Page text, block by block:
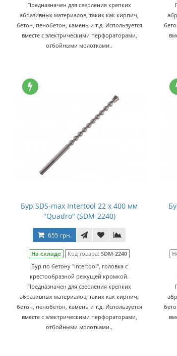
Предназначен для сверления крепких
абразивных материалов, таких как кирпич,
бетон, пенобетон, камень и т.д. Используется
вместе с электрическими перфораторами,
отбойными молотками..
Бур SDS-max Intertool 22 х 400 мм
"Quadro" (SDM-2240)
655 грн.
На складе Код товара:SDM-2240
Бур по бетону "Intertool", головка с
крестообразной режущей кромкой.
Предназначен для сверления крепких
абразивных материалов, таких как кирпич,
бетон, пенобетон, камень и т.д. Используется
вместе с электрическими перфораторами,
отбойными молотками..